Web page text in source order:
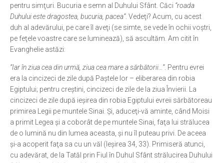
pentru simţuri. Bucuria e semn al Duhului Sfânt. Căci “roada
Duhului este dragostea, bucuria, pacea”. Vedeţi? Acum, cu acest
duh al adevărului, pe care îl aveţi (se simte, se vede în ochii voştri,
pe feţele voastre care se luminează), să ascultăm. Am citit în
Evanghelie astăzi:
“Iar în ziua cea din urmă, ziua cea mare a sărbătorii…”. Pentru evrei
era la cincizeci de zile după Paştele lor – eliberarea din robia
Egiptului; pentru creştini, cincizeci de zile de la ziua Învierii. La
cincizeci de zile după ieşirea din robia Egiptului evreii sărbătoreau
primirea Legii pe muntele Sinai. Şi, aduceţi-vă aminte, când Moisi
a primit Legea şi a coborât de pe muntele Sinai, faţa lui strălucea
de o lumină nu din lumea aceasta, şi nu îl puteau privi. De aceea
şi-a acoperit faţa sa cu un văl (Ieşirea 34, 33). Primiseră atunci,
cu adevărat, de la Tatăl prin Fiul în Duhul Sfânt strălucirea Duhului